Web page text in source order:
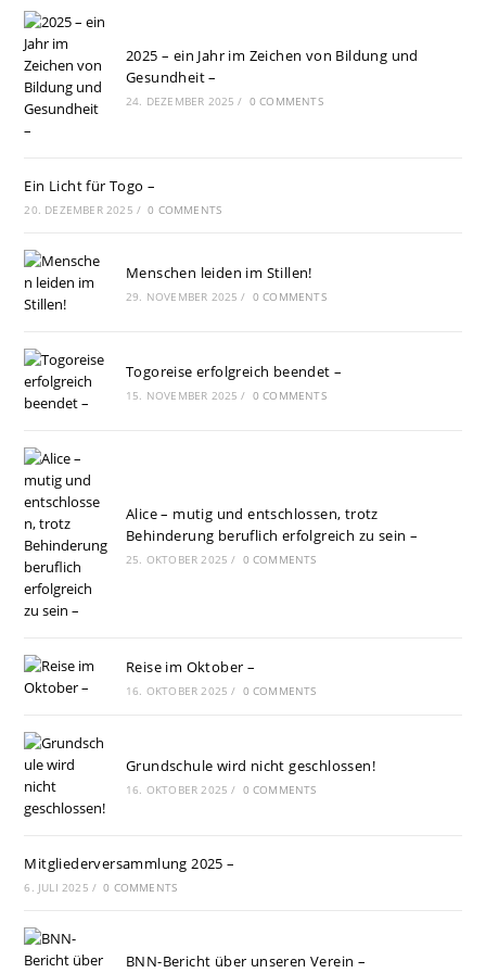
2025 – ein Jahr im Zeichen von Bildung und
Gesundheit –
24. DEZEMBER 2025 / 0 COMMENTS
Ein Licht für Togo –
20. DEZEMBER 2025 / 0 COMMENTS
Menschen leiden im Stillen!
29. NOVEMBER 2025 / 0 COMMENTS
Togoreise erfolgreich beendet –
15. NOVEMBER 2025 / 0 COMMENTS
Alice – mutig und entschlossen, trotz
Behinderung beruflich erfolgreich zu sein –
25. OKTOBER 2025 / 0 COMMENTS
Reise im Oktober –
16. OKTOBER 2025 / 0 COMMENTS
Grundschule wird nicht geschlossen!
16. OKTOBER 2025 / 0 COMMENTS
Mitgliederversammlung 2025 –
6. JULI 2025 / 0 COMMENTS
BNN-Bericht über unseren Verein –